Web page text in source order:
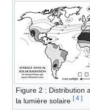
Figure 2 : Distribution
la lumière solaire [4 ]